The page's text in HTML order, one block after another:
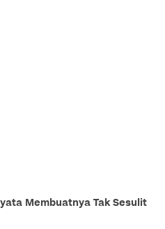
Membuatnya Tak Sesulit